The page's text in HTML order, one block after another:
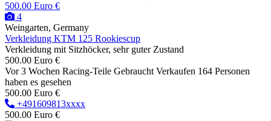
500.00 Euro €
4
Weingarten, Germany
Verkleidung KTM 125 Rookiescup
Verkleidung mit Sitzhöcker, sehr guter Zustand
500.00 Euro €
Vor 3 Wochen Racing-Teile Gebraucht Verkaufen 164 Personen
haben es gesehen
500.00 Euro €
+491609813xxxx
500.00 Euro €